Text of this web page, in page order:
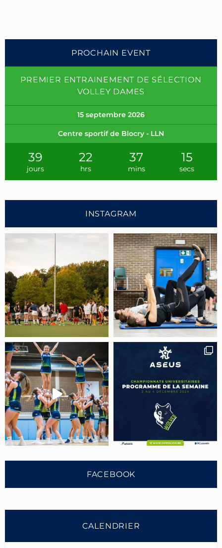
PROCHAIN EVENT
PREMIER ENTRAINEMENT DE SÉLECTION
VOLLEY DAMES
15 septembre 2026
Centre sportif de Blocry - LLN
39
jours
22
hrs
37
mins
14
secs
INSTAGRAM
FACEBOOK
CALENDRIER